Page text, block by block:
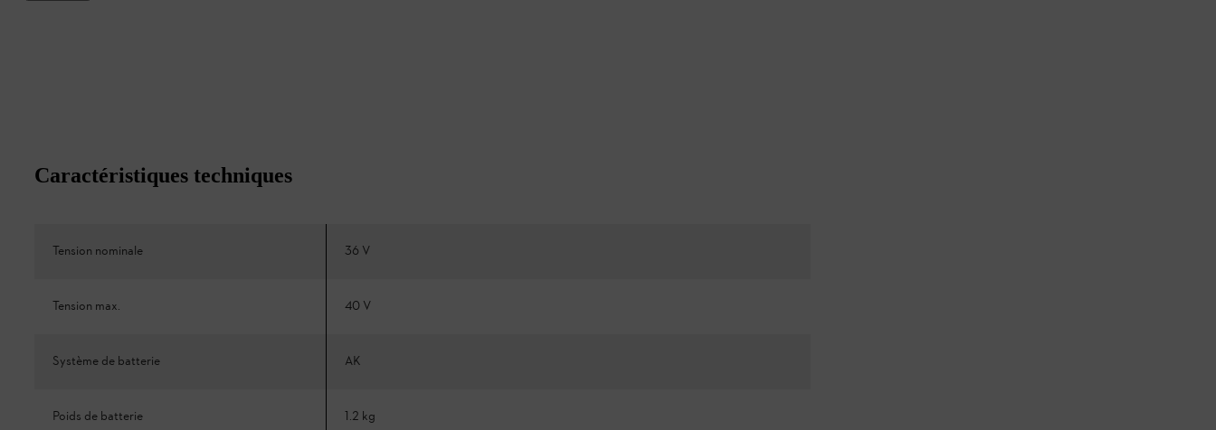
Caractéristiques techniques
Tension nominale 36 V
Tension max. 40 V
Système de batterie AK
Poids de batterie 1.2 kg